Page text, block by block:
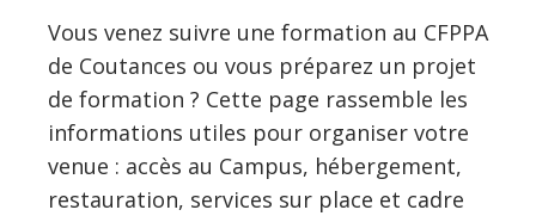
Vous venez suivre une formation au CFPPA
de Coutances ou vous préparez un projet
de formation ? Cette page rassemble les
informations utiles pour organiser votre
venue : accès au Campus, hébergement,
restauration, services sur place et cadre